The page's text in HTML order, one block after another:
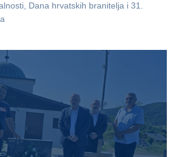
Dana hrvatskih branitelja i 31.